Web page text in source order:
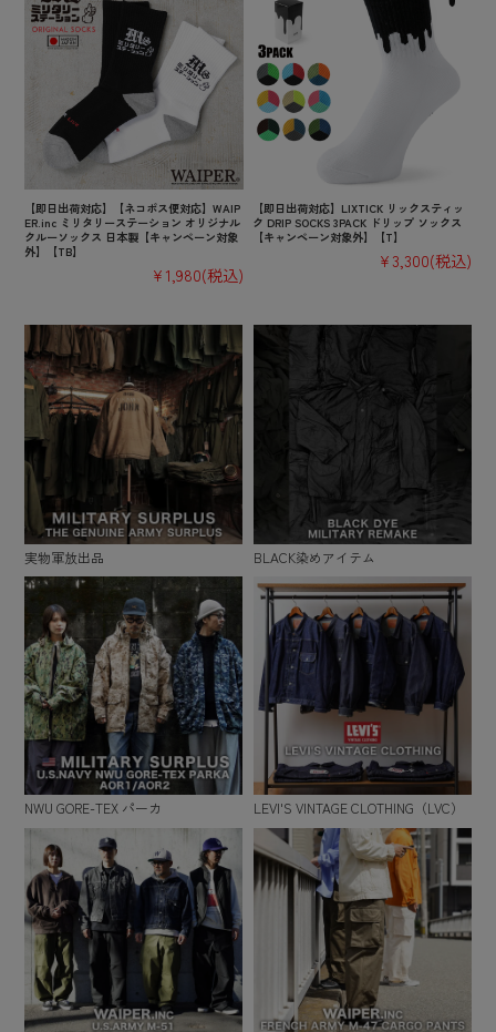
【即日出荷対応】【ネコポス便対応】WAIP
ER.inc ミリタリーステーション オリジナル
クルーソックス 日本製【キャンペーン対象
外】【TB】
¥1,980(税込)
【即日出荷対応】LIXTICK リックスティッ
ク DRIP SOCKS 3PACK ドリップ ソックス
【キャンペーン対象外】【T】
¥3,300(税込)
実物軍放出品 BLACK染めアイテム
NWU GORE-TEX パーカ LEVI'S VINTAGE CLOTHING（LVC）